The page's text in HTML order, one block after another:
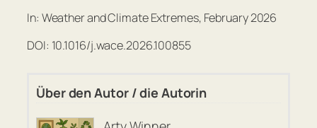
In: Weather and Climate Extremes, February 2026
DOI: 10.1016/j.wace.2026.100855
Über den Autor / die Autorin